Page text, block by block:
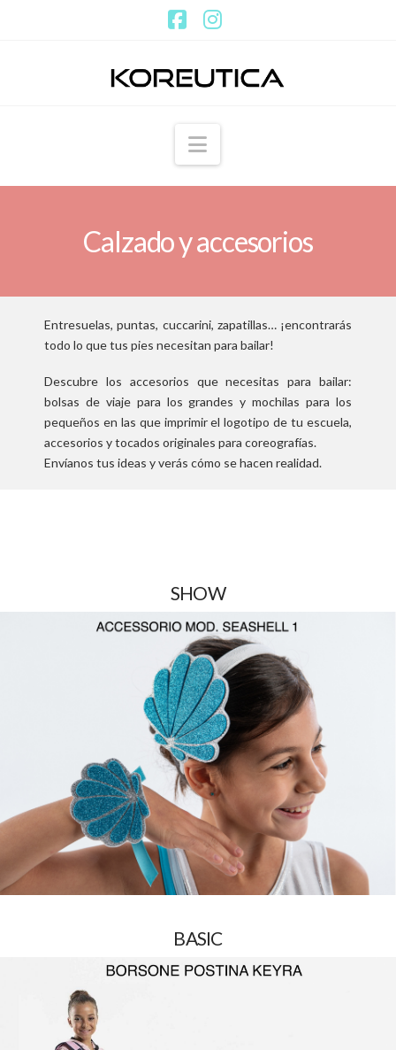
Navigation
Calzado y accesorios
Entresuelas, puntas, cuccarini, zapatillas… ¡encontrarás
todo lo que tus pies necesitan para bailar!
Descubre los accesorios que necesitas para bailar:
bolsas de viaje para los grandes y mochilas para los
pequeños en las que imprimir el logotipo de tu escuela,
accesorios y tocados originales para coreografías.
Envíanos tus ideas y verás cómo se hacen realidad.
SHOW
BASIC